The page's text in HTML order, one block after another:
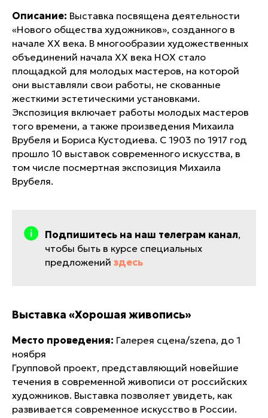
Описание: Выставка посвящена деятельности
«Нового общества художников», созданного в
начале XX века. В многообразии художественных
объединений начала XX века НОХ стало
площадкой для молодых мастеров, на которой
они выставляли свои работы, не скованные
жесткими эстетическими установками.
Экспозиция включает работы молодых мастеров
того времени, а также произведения Михаила
Врубеля и Бориса Кустодиева. С 1903 по 1917 год
прошло 10 выставок современного искусства, в
том числе посмертная экспозиция Михаила
Врубеля.
Подпишитесь на наш телеграм канал,
чтобы быть в курсе специальных
предложений здесь
Выставка «Хорошая живопись»
Место проведения: Галерея сцена/szena, до 1
ноября
Групповой проект, представляющий новейшие
течения в современной живописи от российских
художников. Выставка позволяет увидеть, как
развивается современное искусство в России.